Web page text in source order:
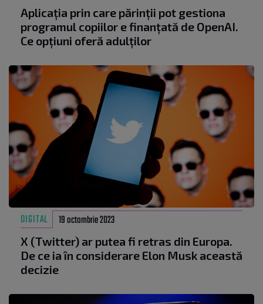
Aplicația prin care părinții pot gestiona
programul copiilor e finanțată de OpenAI.
Ce opțiuni oferă adulților
DIGITAL 19 octombrie 2023
X (Twitter) ar putea fi retras din Europa.
De ce ia în considerare Elon Musk această
decizie